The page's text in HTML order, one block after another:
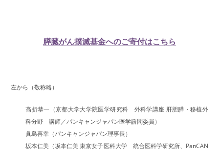
膵臓がん撲滅基金へのご寄付はこちら
左から（敬称略）
高折恭一（京都大学大学院医学研究科 外科学講座 肝胆膵・移植外
科分野 講師／パンキャンジャパン医学諮問委員）
眞島喜幸（パンキャンジャパン理事長）
坂本仁美（坂本仁美 東京女子医科大学 統合医科学研究所、PanCAN